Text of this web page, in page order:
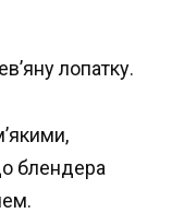
лопатку.
блендера